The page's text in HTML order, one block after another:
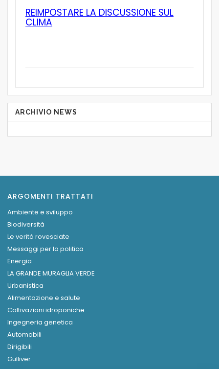
REIMPOSTARE LA DISCUSSIONE SUL
CLIMA
ARCHIVIO NEWS
ARGOMENTI TRATTATI
Ambiente e sviluppo
Biodiversità
Le verità rovesciate
Messaggi per la politica
Energia
LA GRANDE MURAGLIA VERDE
Urbanistica
Alimentazione e salute
Coltivazioni idroponiche
Ingegneria genetica
Automobili
Dirigibili
Gulliver